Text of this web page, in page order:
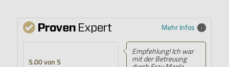
Mehr Infos
5.00 von 5
Empfehlung! Ich war
mit der Betreuung